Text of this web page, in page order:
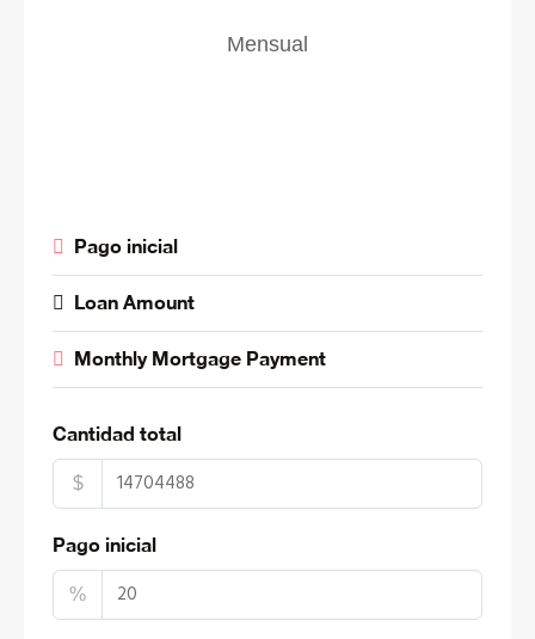
Mensual
Pago inicial
Loan Amount
Monthly Mortgage Payment
Cantidad total
$
Pago inicial
%